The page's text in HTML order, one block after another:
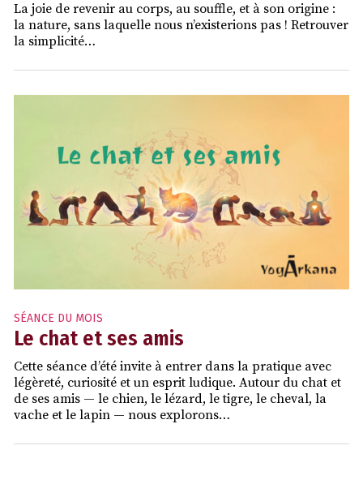
La joie de revenir au corps, au souffle, et à son origine :
la nature, sans laquelle nous n’existerions pas ! Retrouver
la simplicité…
SÉANCE DU MOIS
Le chat et ses amis
Cette séance d’été invite à entrer dans la pratique avec
légèreté, curiosité et un esprit ludique. Autour du chat et
de ses amis — le chien, le lézard, le tigre, le cheval, la
vache et le lapin — nous explorons…